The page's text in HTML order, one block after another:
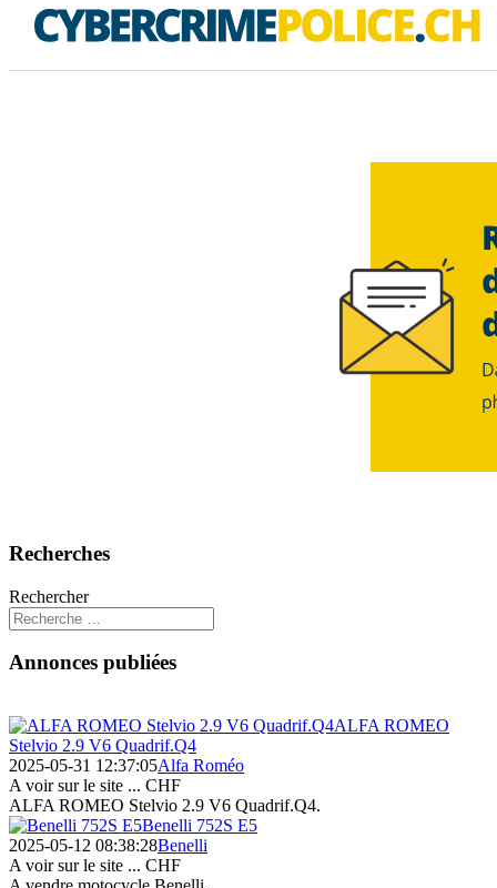
Recherches
Rechercher
Annonces publiées
ALFA ROMEO
Stelvio 2.9 V6 Quadrif.Q4
2025-05-31 12:37:05Alfa Roméo
A voir sur le site ... CHF
ALFA ROMEO Stelvio 2.9 V6 Quadrif.Q4.
Benelli 752S E5
2025-05-12 08:38:28Benelli
A voir sur le site ... CHF